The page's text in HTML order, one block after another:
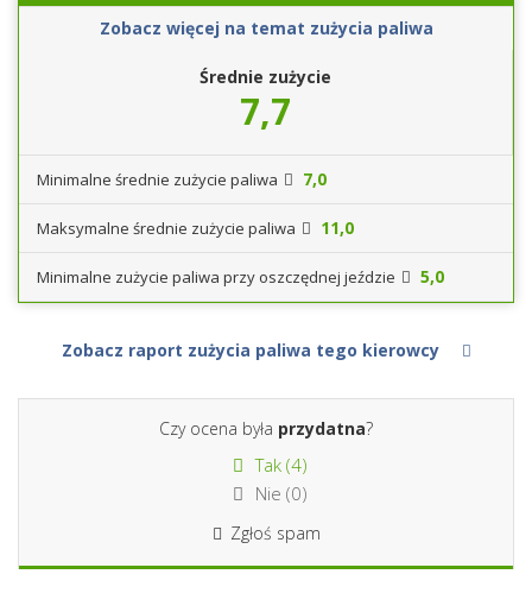
Średnie zużycie
7,7
Minimalne średnie zużycie paliwa 7,0
Maksymalne średnie zużycie paliwa 11,0
Minimalne zużycie paliwa przy oszczędnej jeździe 5,0
Zobacz więcej na temat zużycia paliwa
Zobacz raport zużycia paliwa tego kierowcy
Czy ocena była przydatna?
Tak (4)
Nie (0)
Zgłoś spam